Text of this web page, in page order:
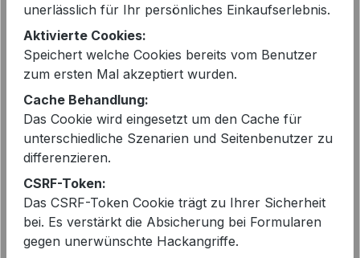
Cambio Jeans Odele in Espresso
Earth | Modehaus Wörmann
Regulärer Preis:
159,90 €
unerlässlich für Ihr persönliches Einkaufserlebnis.
Aktivierte Cookies:
Speichert welche Cookies bereits vom Benutzer
zum ersten Mal akzeptiert wurden.
Cache Behandlung:
Das Cookie wird eingesetzt um den Cache für
unterschiedliche Szenarien und Seitenbenutzer zu
differenzieren.
CSRF-Token:
Das CSRF-Token Cookie trägt zu Ihrer Sicherheit
bei. Es verstärkt die Absicherung bei Formularen
gegen unerwünschte Hackangriffe.